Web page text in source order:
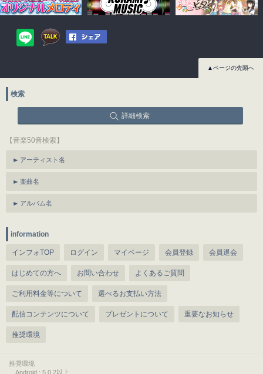
▲ページの先頭へ
検索
詳細検索
【音楽50音検索】
アーティスト名
楽曲名
アルバム名
information
インフォTOP ログイン マイページ 会員登録 会員退会
はじめての方へ お問い合わせ よくあるご質問
ご利用料金等について 選べるお支払い方法
配信コンテンツについて プレゼントについて 重要なお知らせ
推奨環境
推奨環境
Android : 5.0.2以上